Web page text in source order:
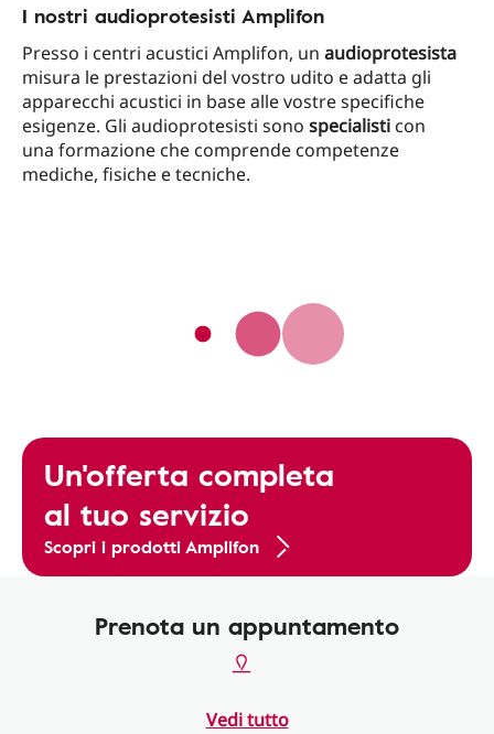
I nostri audioprotesisti Amplifon
Presso i centri acustici Amplifon, un audioprotesista
misura le prestazioni del vostro udito e adatta gli
apparecchi acustici in base alle vostre specifiche
esigenze. Gli audioprotesisti sono specialisti con
una formazione che comprende competenze
mediche, fisiche e tecniche.
Un'offerta completa
al tuo servizio
Scopri i prodotti Amplifon
Prenota un appuntamento
Vedi tutto